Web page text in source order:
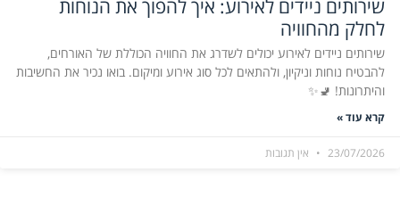
שירותים ניידים לאירוע: איך להפוך את הנוחות
לחלק מהחוויה
שירותים ניידים לאירוע יכולים לשדרג את החוויה הכוללת של האורחים,
להבטיח נוחות וניקיון, ולהתאים לכל סוג אירוע ומיקום. בואו נכיר את החשיבות
והיתרונות! 🚽✨
קרא עוד »
23/07/2026 אין תגובות